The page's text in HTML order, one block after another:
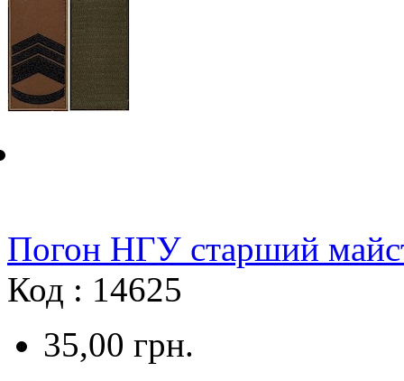
Погон НГУ старший
Код : 14625
35,00 грн.